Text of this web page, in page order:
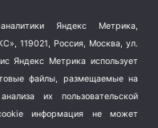
Яндекс Метрика,
119021, Россия, Москва, ул.
Яндекс Метрика использует
файлы, размещаемые на
их пользовательской
информация не может